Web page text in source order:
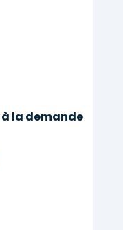
à la demande